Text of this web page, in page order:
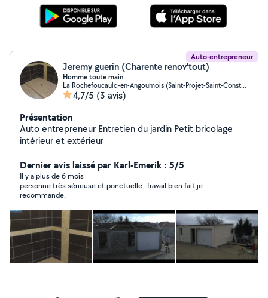
Auto-entrepreneur
Jeremy guerin (Charente renov'tout)
Homme toute main
La Rochefoucauld-en-Angoumois (Saint-Projet-Saint-Constant)
4,7/5 (3 avis)
Présentation
Auto entrepreneur Entretien du jardin Petit bricolage
intérieur et extérieur
Dernier avis laissé par Karl-Emerik : 5/5
Il y a plus de 6 mois
personne très sérieuse et ponctuelle. Travail bien fait je
recommande.